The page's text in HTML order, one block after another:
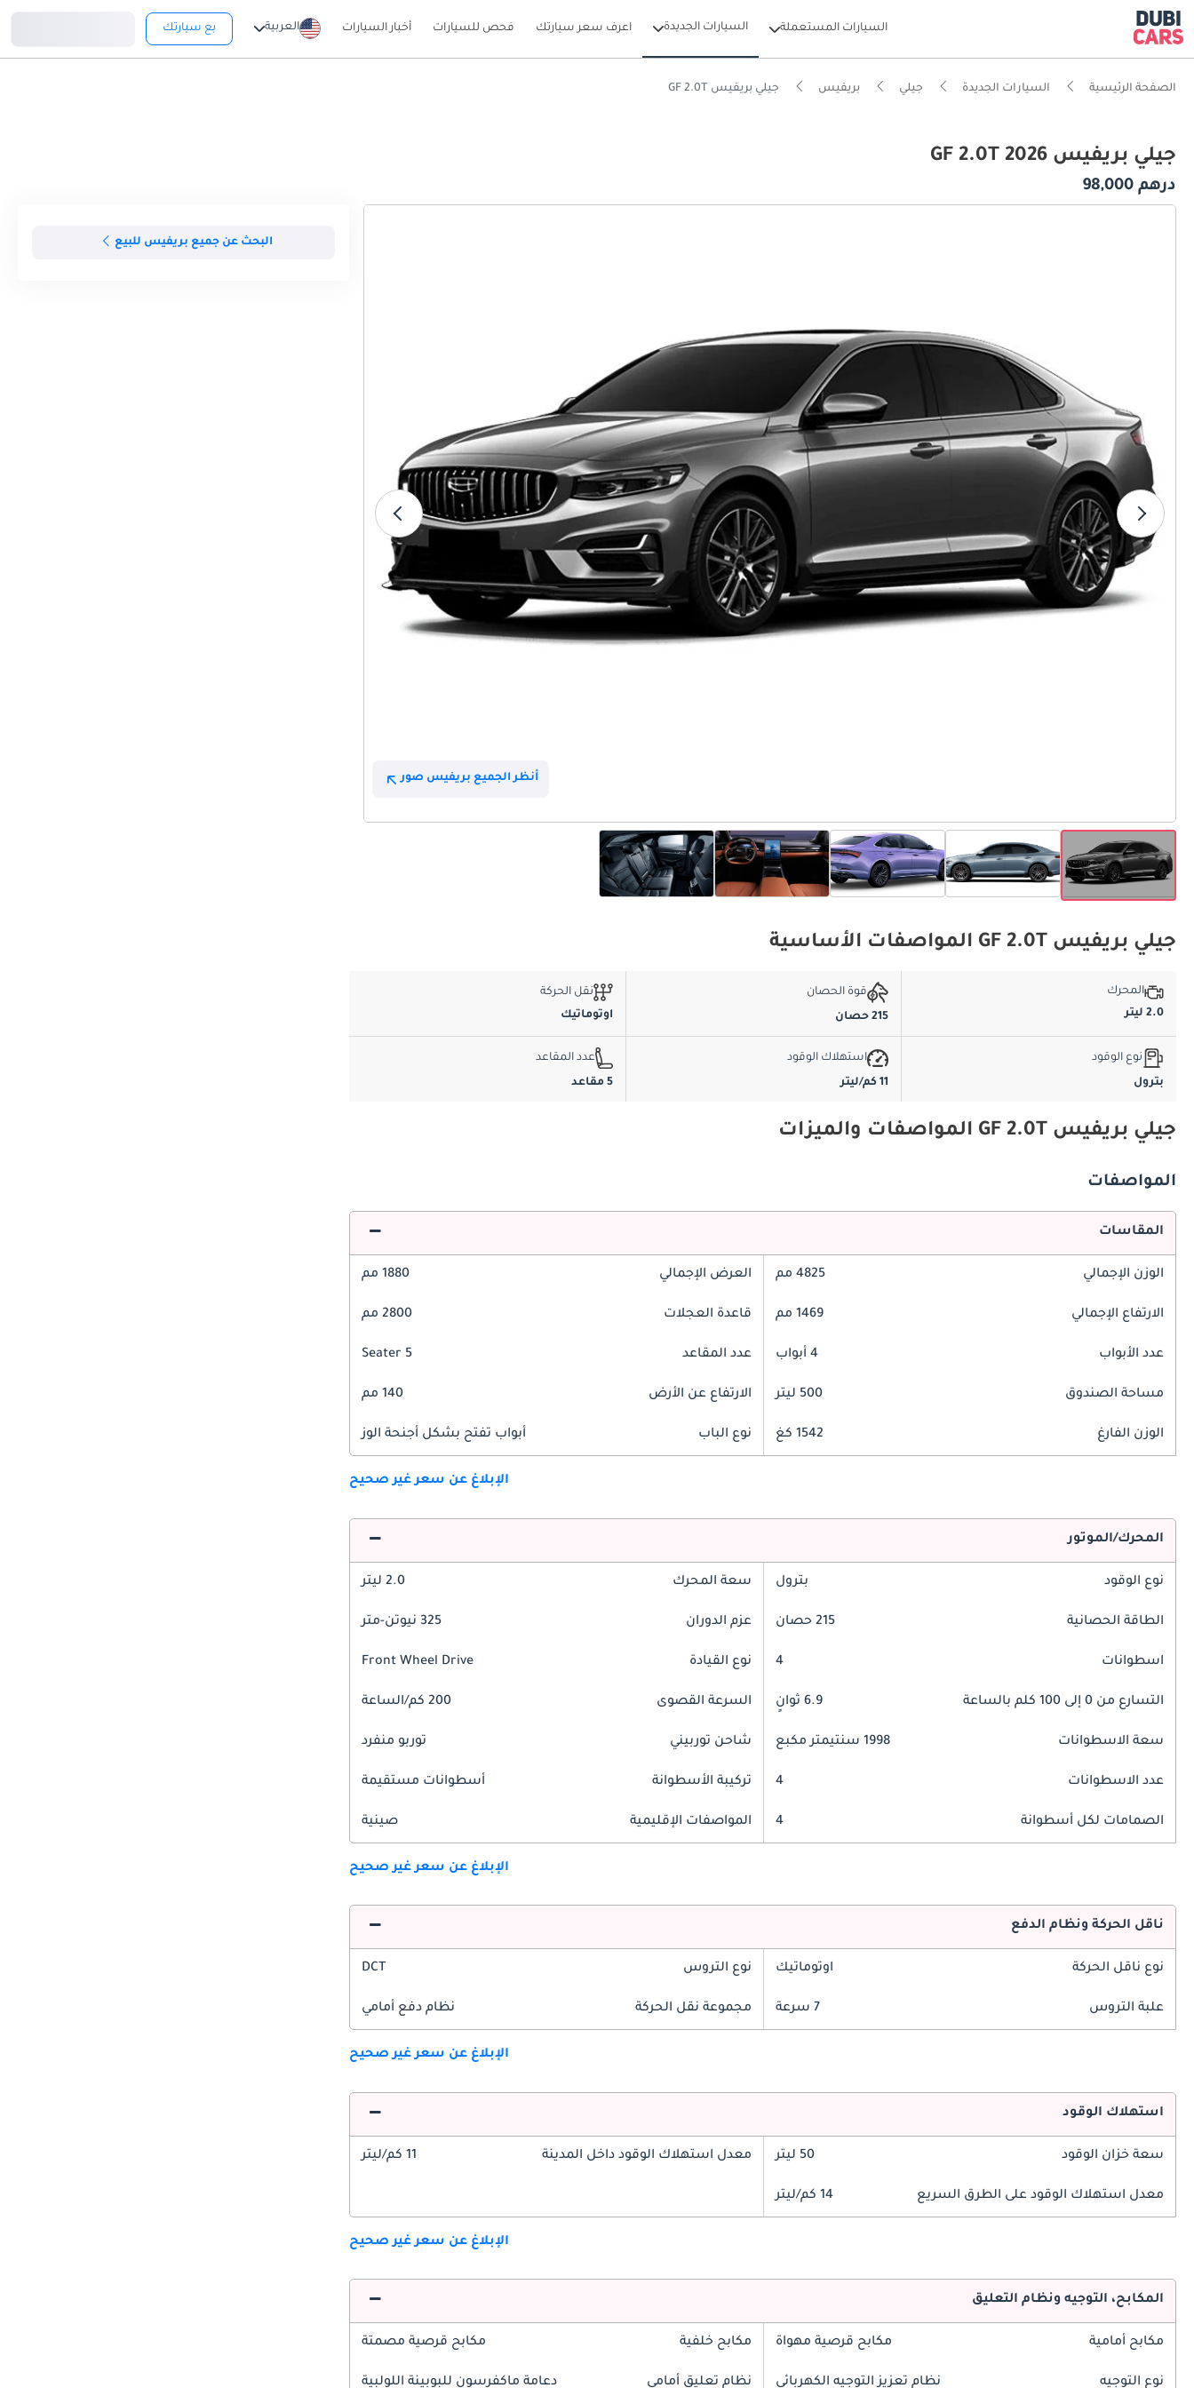
السيارات المستعملة السيارات الجديدة اعرف سعر سيارتك فحص للسيارات أخبار السيارات العربية بع سيارتك
الصفحة الرئيسية السيارات الجديدة جيلي بريفيس جيلي بريفيس GF 2.0T
جيلي بريفيس GF 2.0T 2026
درهم 98,000
أنظر الجميع بريفيس صور
البحث عن جميع بريفيس للبيع
جيلي بريفيس GF 2.0T المواصفات الأساسية
المحرك
2.0 ليتر
قوة الحصان
215 حصان
نقل الحركة
اوتوماتيك
نوع الوقود
بترول
استهلاك الوقود
11 كم/ليتر
عدد المقاعد
5 مقاعد
جيلي بريفيس GF 2.0T المواصفات والميزات
المواصفات
المقاسات
الوزن الإجمالي 4825 مم العرض الإجمالي 1880 مم
الارتفاع الإجمالي 1469 مم قاعدة العجلات 2800 مم
عدد الأبواب 4 أبواب عدد المقاعد 5 Seater
مساحة الصندوق 500 ليتر الارتفاع عن الأرض 140 مم
الوزن الفارغ 1542 كغ نوع الباب أبواب تفتح بشكل أجنحة الوز
الإبلاغ عن سعر غير صحيح
المحرك/الموتور
نوع الوقود بترول سعة المحرك 2.0 ليتر
الطاقة الحصانية 215 حصان عزم الدوران 325 نيوتن-متر
اسطوانات 4 نوع القيادة Front Wheel Drive
التسارع من 0 إلى 100 كلم بالساعة 6.9 ثوانٍ السرعة القصوى 200 كم/الساعة
سعة الاسطوانات 1998 سنتيمتر مكبع شاحن توربيني توربو منفرد
عدد الاسطوانات 4 تركيبة الأسطوانة أسطوانات مستقيمة
الصمامات لكل أسطوانة 4 المواصفات الإقليمية صينية
الإبلاغ عن سعر غير صحيح
ناقل الحركة ونظام الدفع
نوع ناقل الحركة اوتوماتيك نوع التروس DCT
علبة التروس 7 سرعة مجموعة نقل الحركة نظام دفع أمامي
الإبلاغ عن سعر غير صحيح
استهلاك الوقود
سعة خزان الوقود 50 ليتر معدل استهلاك الوقود داخل المدينة 11 كم/ليتر
معدل استهلاك الوقود على الطرق السريع 14 كم/ليتر
الإبلاغ عن سعر غير صحيح
المكابح، التوجيه ونظام التعليق
مكابح أمامية مكابح قرصية مهواة مكابح خلفية مكابح قرصية مصمتة
نوع التوجيه نظام تعزيز التوجيه الكهربائي نظام تعليق أمامي دعامة ماكفرسون للبوبينة اللولبية